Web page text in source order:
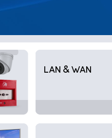
LAN & WAN